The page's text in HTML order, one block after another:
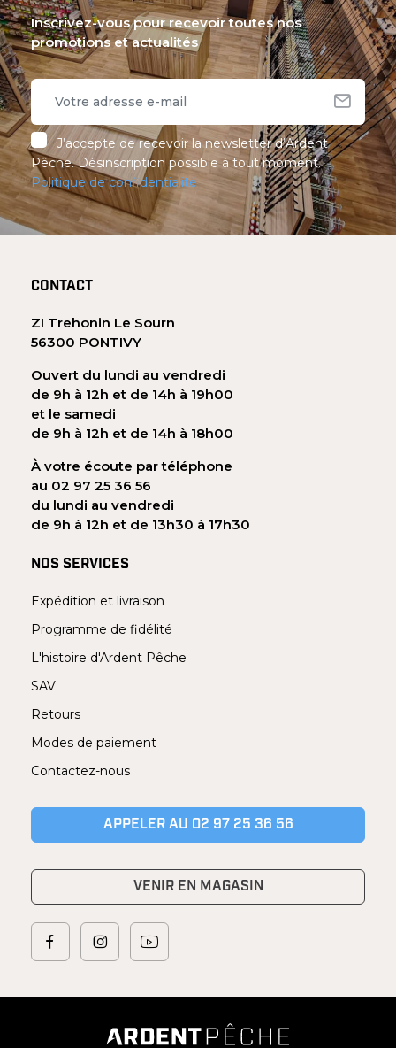
Inscrivez-vous pour recevoir toutes nos
promotions et actualités
J’accepte de recevoir la newsletter d’Ardent
Pêche. Désinscription possible à tout moment.
Politique de confidentialité
CONTACT
ZI Trehonin Le Sourn
56300 PONTIVY
Ouvert du lundi au vendredi
de 9h à 12h et de 14h à 19h00
et le samedi
de 9h à 12h et de 14h à 18h00
À votre écoute par téléphone
au 02 97 25 36 56
du lundi au vendredi
de 9h à 12h et de 13h30 à 17h30
NOS SERVICES
Expédition et livraison
Programme de fidélité
L'histoire d'Ardent Pêche
SAV
Retours
Modes de paiement
Contactez-nous
APPELER AU 02 97 25 36 56
VENIR EN MAGASIN